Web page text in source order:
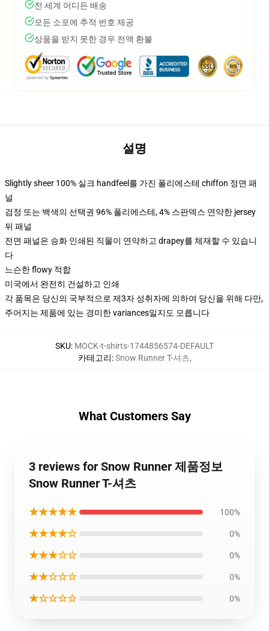
전 세계 어디든 배송
모든 소포에 추적 번호 제공
상품을 받지 못한 경우 전액 환불
설명
Slightly sheer 100% 실크 handfeel를 가진 폴리에스테 chiffon 정면 패
널
검정 또는 백색의 선택권 96% 폴리에스테, 4% 스판덱스 연약한 jersey
뒤 패널
전면 패널은 승화 인쇄된 직물이 연약하고 drapey를 체재할 수 있습니
다
느슨한 flowy 적합
미국에서 완전히 건설하고 인쇄
각 품목은 당신의 국부적으로 제3자 성취자에 의하여 당신을 위해 다만,
주어지는 제품에 있는 경미한 variances일지도 모릅니다
SKU: MOCK-t-shirts-1744856574-DEFAULT
카테고리:Snow Runner T-셔츠,
What Customers Say
3 reviews for Snow Runner 제품정보
Snow Runner T-셔츠
★★★★★ 100%
★★★★☆ 0%
★★★☆☆ 0%
★★☆☆☆ 0%
★☆☆☆☆ 0%